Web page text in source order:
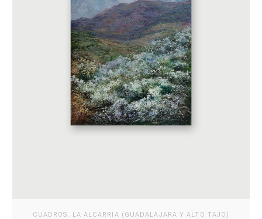
CUADROS, LA ALCARRIA (GUADALAJARA Y ALTO TAJO)